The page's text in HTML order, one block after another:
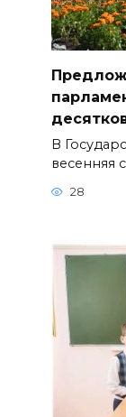
В
весенняя
28